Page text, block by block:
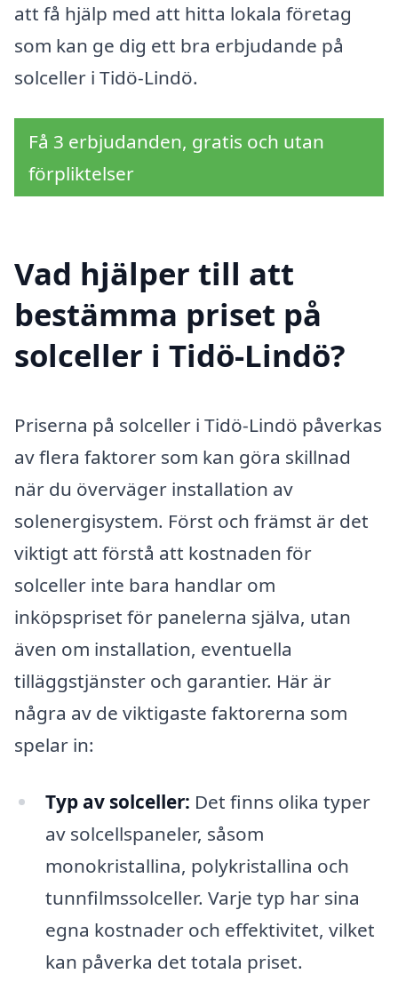
att få hjälp med att hitta lokala företag
som kan ge dig ett bra erbjudande på
solceller i Tidö-Lindö.
Få 3 erbjudanden, gratis och utan
förpliktelser
Vad hjälper till att
bestämma priset på
solceller i Tidö-Lindö?
Priserna på solceller i Tidö-Lindö påverkas
av flera faktorer som kan göra skillnad
när du överväger installation av
solenergisystem. Först och främst är det
viktigt att förstå att kostnaden för
solceller inte bara handlar om
inköpspriset för panelerna själva, utan
även om installation, eventuella
tilläggstjänster och garantier. Här är
några av de viktigaste faktorerna som
spelar in:
Typ av solceller: Det finns olika typer
av solcellspaneler, såsom
monokristallina, polykristallina och
tunnfilmssolceller. Varje typ har sina
egna kostnader och effektivitet, vilket
kan påverka det totala priset.